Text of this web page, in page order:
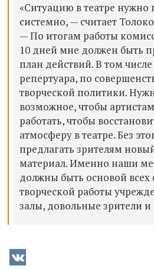
«Ситуацию в театре нужно
системно, — считает
— По итогам работы
10 дней мне должен быть
план действий. В том
репертуара, по
творческой политики.
возможное, чтобы
работать, чтобы
атмосферу в театре. Без
предлагать зрителям
материал. Именно наши
должны быть основой всех
творческой работы
залы, довольные зрители и